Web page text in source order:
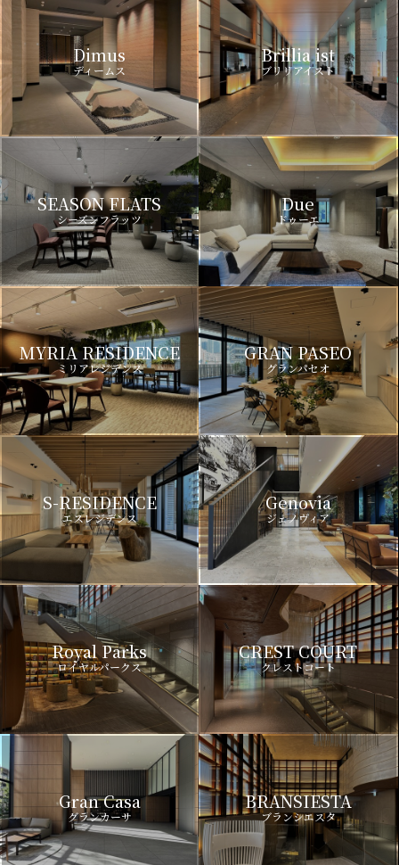
Dimus
ディームス
Brillia ist
ブリリアイスト
SEASON FLATS
シーズンフラッツ
Due
ドゥーエ
MYRIA RESIDENCE
ミリアレジデンス
GRAN PASEO
グランパセオ
S-RESIDENCE
エスレジデンス
Genovia
ジェノヴィア
Royal Parks
ロイヤルパークス
CREST COURT
クレストコート
Gran Casa
グランカーサ
BRANSIESTA
ブランシエスタ